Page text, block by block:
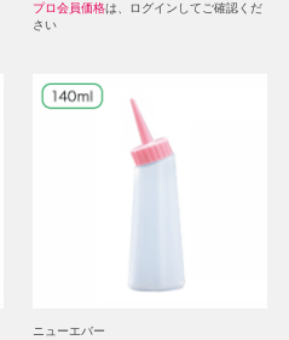
プロ会員価格は、ログインしてご確認くだ
さい
ニューエバー